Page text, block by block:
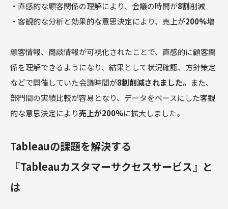
・直感的な顧客関係の理解により、会議の時間が8割削減
・客観的な分析と効果的な意思決定により、売上が200%増
顧客情報、商談情報が可視化されたことで、直感的に顧客関
係を理解できるようになり、結果として状況確認、方針策定
などで開催していた会議時間が8割削減されました。 また、
部門間の実績比較が容易となり、データをベースにした客観
的な意思決定により売上が200%に拡大しました。
Tableauの課題を解決する
『Tableauカスタマーサクセスサービス』と
は